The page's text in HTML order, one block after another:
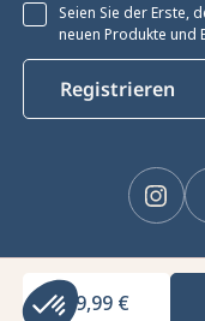
19,99 €
Seien Sie der Erste,
neuen Produkte und
Registrieren
Equiclic © 2026